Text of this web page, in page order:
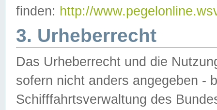
finden: http://
3. Urheberrecht
Das Urheberrecht und die
sofern nicht anders angegeben -
Schifffahrtsverwaltung des